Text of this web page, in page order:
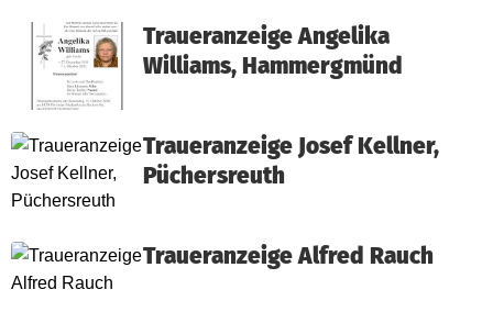
Traueranzeige Angelika
Williams, Hammergmünd
Traueranzeige Josef Kellner,
Püchersreuth
Traueranzeige Alfred Rauch